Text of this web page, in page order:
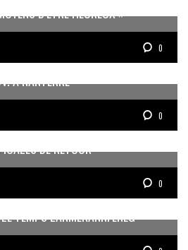
D’ÊTRE HEUREUX »
0
À NANTERRE
0
DE RETOUR
0
TEMPS LANMÈKANNFÈNÈG